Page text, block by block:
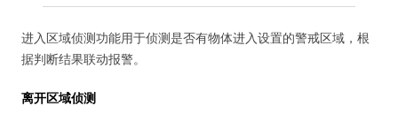
进入区域侦测功能用于侦测是否有物体进入设置的警戒区域，根
据判断结果联动报警。
离开区域侦测